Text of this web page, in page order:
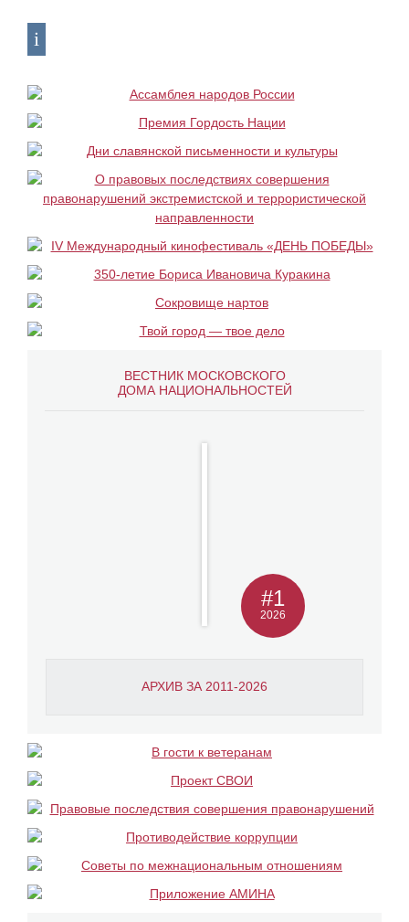
ВЕСТНИК МОСКОВСКОГО
ДОМА НАЦИОНАЛЬНОСТЕЙ
АРХИВ ЗА 2011-2026
#1
2026